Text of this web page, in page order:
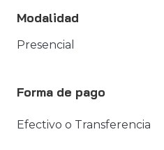
Modalidad
Presencial
Forma de pago
Efectivo o Transferencia